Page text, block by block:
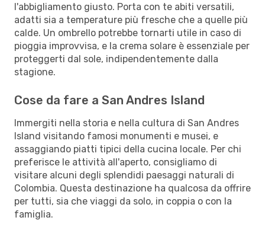
l'abbigliamento giusto. Porta con te abiti versatili,
adatti sia a temperature più fresche che a quelle più
calde. Un ombrello potrebbe tornarti utile in caso di
pioggia improvvisa, e la crema solare è essenziale per
proteggerti dal sole, indipendentemente dalla
stagione.
Cose da fare a San Andres Island
Immergiti nella storia e nella cultura di San Andres
Island visitando famosi monumenti e musei, e
assaggiando piatti tipici della cucina locale. Per chi
preferisce le attività all'aperto, consigliamo di
visitare alcuni degli splendidi paesaggi naturali di
Colombia. Questa destinazione ha qualcosa da offrire
per tutti, sia che viaggi da solo, in coppia o con la
famiglia.